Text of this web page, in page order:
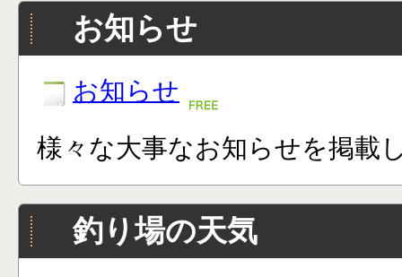
お知らせ
お知らせ
様々な大事なお知らせを掲載
釣り場の天気